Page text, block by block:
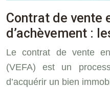
Contrat de vente
d’achèvement :
Le contrat de vente en
(VEFA) est un
d’acquérir un bien